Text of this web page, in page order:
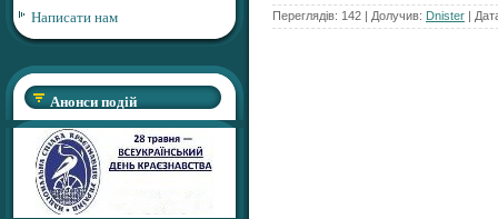
Написати нам
Анонси подій
Переглядів: 142 | Долучив: Dnister |